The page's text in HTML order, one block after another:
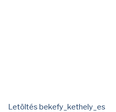
Letöltés bekefy_kethely_es